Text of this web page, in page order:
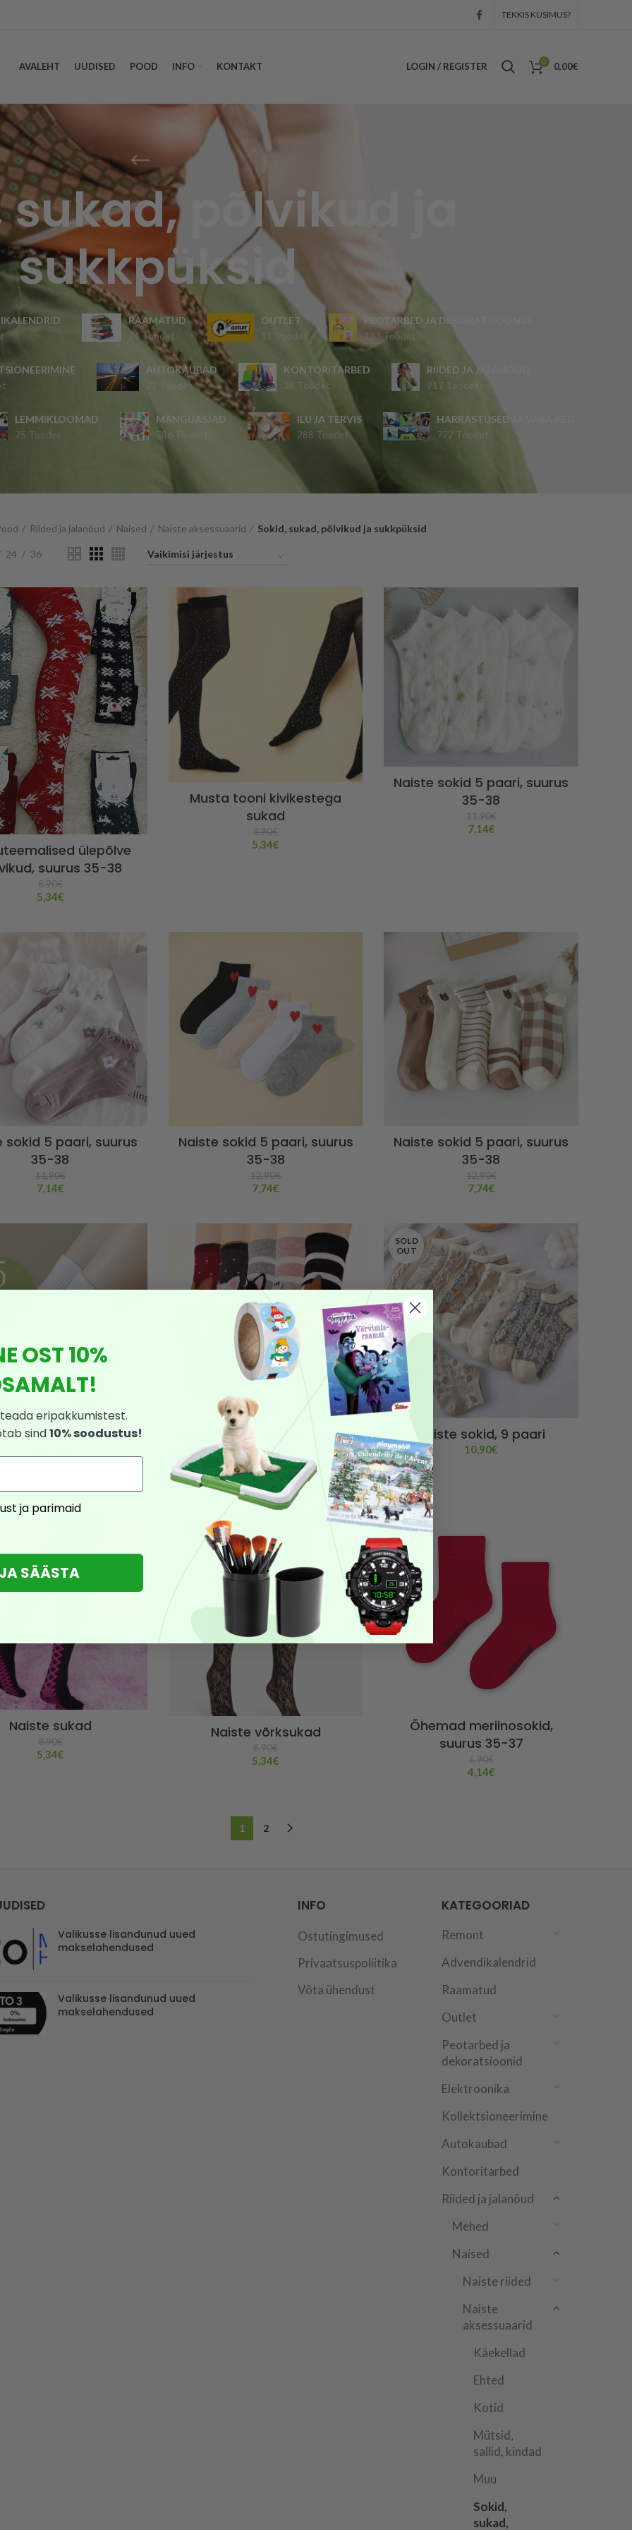
TEKKIS KÜSIMUS?
AVALEHT UUDISED POOD INFO KONTAKT LOGIN / REGISTER 0 0,00€
sukad, põlvikud ja
sukkpüksid
RAAMATUD
74 Toodet
OUTLET
11 Toodet
PEOTARBED JA DEKORATSIOONID
133 Toodet
AUTOKAUBAD
71 Toodet
KONTORITARBED
38 Toodet
RIIDED JA JALANÕUD
917 Toodet
LEMMIKLOOMAD
75 Toodet
MÄNGUASJAD
786 Toodet
ILU JA TERVIS
288 Toodet
HARRASTUSED JA VABA AEG
772 Toodet
Riided ja jalanõud Naised Naiste aksessuaarid Sokid, sukad, põlvikud ja sukkpüksid
24 36
ülepõlve
suurus 35-38
8,90€
5,34€
Musta tooni kivikestega
sukad
8,90€
5,34€
Naiste sokid 5 paari, suurus
35-38
11,90€
7,14€
sokid 5 paari, suurus
35-38
11,90€
7,14€
Naiste sokid 5 paari, suurus
35-38
12,90€
7,74€
Naiste sokid 5 paari, suurus
35-38
12,90€
7,74€
sokid 5 paari, suurus
Naiste sokid 5 paari, suurus
35-38
14,90€
8,94 €
SOLD
OUT
Naiste sokid, 9 paari
10,90€
Naiste sukad
8,90€
5,34€
Naiste võrksukad
8,90€
5,34€
Õhemad meriinosokid,
suurus 35-37
6,90€
4,14€
1 2
Valikusse lisandunud uued
makselahendused
Valikusse lisandunud uued
makselahendused
INFO
Ostutingimused
Privaatsuspoliitika
Võta ühendust
KATEGOORIAD
Remont
Advendikalendrid
Raamatud
Outlet
Peotarbed ja
dekoratsioonid
Elektroonika
Kollektsioneerimine
Autokaubad
Kontoritarbed
Riided ja jalanõud
Mehed
Naised
Naiste riided
Naiste
aksessuaarid
Käekellad
Ehted
Kotid
Mütsid,
sallid, kindad
Muu
Sokid,
sukad,
OST 10%
eripakkumistest.
sind10% soodustus!
ja parimaid
SÄÄSTA